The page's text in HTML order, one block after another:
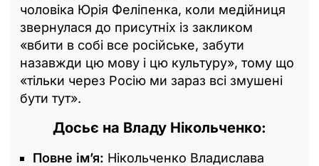
чоловіка Юрія Феліпенка, коли медійниця
звернулася до присутніх із закликом
«вбити в собі все російське, забути
назавжди цю мову і цю культуру», тому що
«тільки через Росію ми зараз всі змушені
бути тут».
Досьє на Владу Нікольченко:
Повне ім’я: Нікольченко Владислава